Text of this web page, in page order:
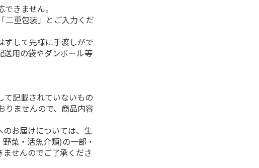
きません。
重包装」とご入力くだ
して先様に手渡しがで
送用の袋やダンボール等
記載されていないもの
りませんので、商品内容
お届けについては、生
菜・活魚介類)の一部・
せんのでご了承くださ